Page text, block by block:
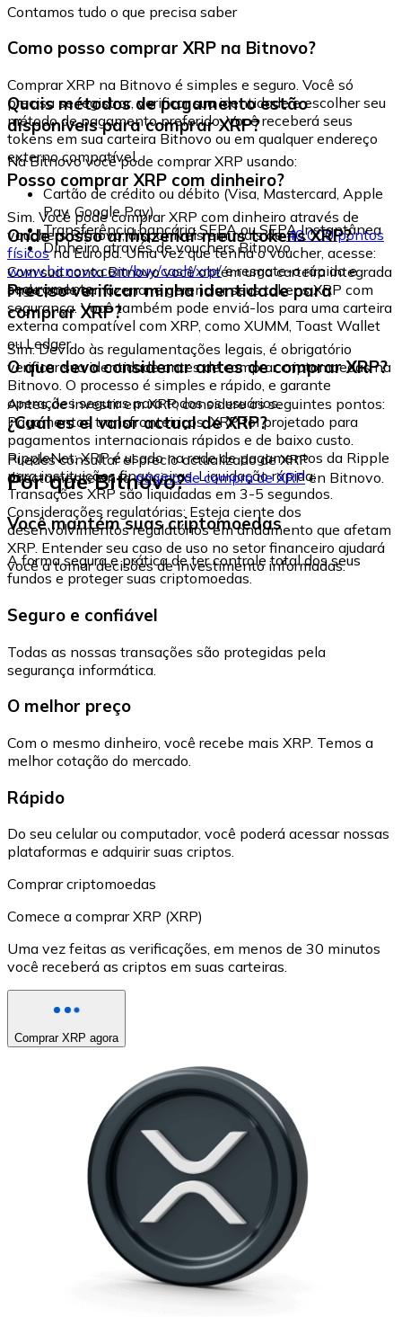
Contamos tudo o que precisa saber
Como posso comprar XRP na Bitnovo?
Comprar XRP na Bitnovo é simples e seguro. Você só
precisa se registrar, verificar sua identidade e escolher seu
método de pagamento preferido. Você receberá seus
tokens em sua carteira Bitnovo ou em qualquer endereço
externo compatível.
Quais métodos de pagamento estão
disponíveis para comprar XRP?
Na Bitnovo você pode comprar XRP usando:
Cartão de crédito ou débito (Visa, Mastercard, Apple
Pay, Google Pay)
Transferência bancária SEPA ou SEPA Instantânea
Dinheiro através de vouchers Bitnovo
Posso comprar XRP com dinheiro?
Sim. Você pode comprar XRP com dinheiro através de
vouchers Bitnovo, disponíveis em mais de40.000 pontos
físicosna Europa. Uma vez que tenha o voucher, acesse:
www.bitnovo.com/buy/cash/xrp/e resgate-o rápida e
seguramente.
Onde posso armazenar meus tokens XRP?
Com sua conta Bitnovo você obtém uma carteira integrada
onde pode armazenar e gerenciar seus tokens XRP com
segurança. Você também pode enviá-los para uma carteira
externa compatível com XRP, como XUMM, Toast Wallet
ou Ledger.
Preciso verificar minha identidade para
comprar XRP?
Sim. Devido às regulamentações legais, é obrigatório
verificar sua identidade antes de comprar criptomoedas na
Bitnovo. O processo é simples e rápido, e garante
operações seguras para todos os usuários.
O que devo considerar antes de comprar XRP?
Antes de investir em XRP, considere os seguintes pontos:
Pagamentos transfronteiriços: XRP foi projetado para
pagamentos internacionais rápidos e de baixo custo.
RippleNet: XRP é usado na rede de pagamentos da Ripple
para instituições financeiras. Liquidação rápida:
Transações XRP são liquidadas em 3-5 segundos.
Considerações regulatórias: Esteja ciente dos
desenvolvimentos regulatórios em andamento que afetam
XRP. Entender seu caso de uso no setor financeiro ajudará
você a tomar decisões de investimento informadas.
¿Cuál es el valor actual de XRP?
Puedes consultar el precio actualizado de XRP
directamente en lapágina de compra de XRPen Bitnovo.
Por que Bitnovo?
Você mantém suas criptomoedas
A forma segura e prática de ter controle total dos seus
fundos e proteger suas criptomoedas.
Seguro e confiável
Todas as nossas transações são protegidas pela
segurança informática.
O melhor preço
Com o mesmo dinheiro, você recebe mais XRP. Temos a
melhor cotação do mercado.
Rápido
Do seu celular ou computador, você poderá acessar nossas
plataformas e adquirir suas criptos.
Comprar criptomoedas
Comece a comprar XRP (XRP)
Uma vez feitas as verificações, em menos de 30 minutos
você receberá as criptos em suas carteiras.
Comprar XRP agora